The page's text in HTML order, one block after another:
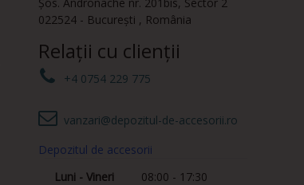
022524- București , România
Relații cu clienții
+4 0754 229 775
vanzari@depozitul-de-accesorii.ro
Depozitul de accesorii
Luni - Vineri
08:00 - 17:30